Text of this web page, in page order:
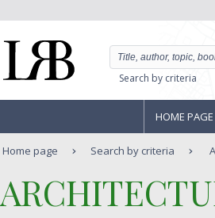
Search by criteria
HOME PAGE
Home page Search by criteria